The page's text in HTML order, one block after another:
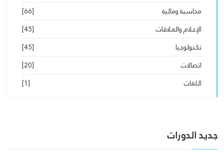
محاسبة ومالية
[66]
الإعلام والعلاقات
[45]
تكنولوجيا
[45]
اتصالات
[20]
اللغات
[1]
جديد الدورات